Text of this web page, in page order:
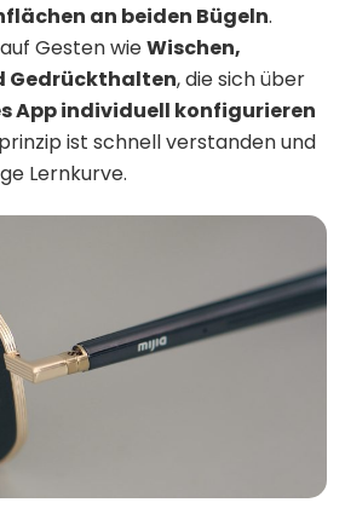
an beiden Bügeln.
Gesten wieWischen,
Gedrückthalten, die sich über
App individuell konfigurieren
ist schnell verstanden und
Lernkurve.